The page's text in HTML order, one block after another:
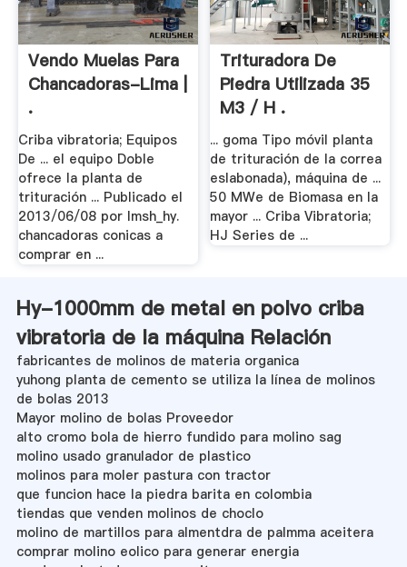
Vendo Muelas Para
Chancadoras-Lima |
.
Criba vibratoria; Equipos
De ... el equipo Doble
ofrece la planta de
trituración ... Publicado el
2013/06/08 por lmsh_hy.
chancadoras conicas a
comprar en ...
Trituradora De
Piedra Utilizada 35
M3 / H .
... goma Tipo móvil planta
de trituración de la correa
eslabonada), máquina de ...
50 MWe de Biomasa en la
mayor ... Criba Vibratoria;
HJ Series de ...
Hy-1000mm de metal en polvo criba
vibratoria de la máquina Relación
fabricantes de molinos de materia organica
yuhong planta de cemento se utiliza la línea de molinos
de bolas 2013
Mayor molino de bolas Proveedor
alto cromo bola de hierro fundido para molino sag
molino usado granulador de plastico
molinos para moler pastura con tractor
que funcion hace la piedra barita en colombia
tiendas que venden molinos de choclo
molino de martillos para almentdra de palmma aceitera
comprar molino eolico para generar energia